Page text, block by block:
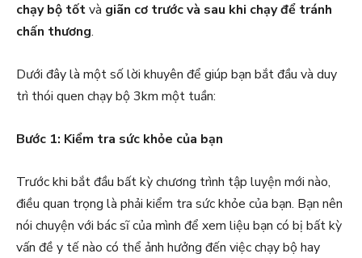
chạy bộ tốtvà giãn cơ trước và sau khi chạy để tránh
chấn thương.
Dưới đây là một số lời khuyên để giúp bạn bắt đầu và duy
trì thói quen chạy bộ 3km một tuần:
Bước 1: Kiểm tra sức khỏe của bạn
Trước khi bắt đầu bất kỳ chương trình tập luyện mới nào,
điều quan trọng là phải kiểm tra sức khỏe của bạn. Bạn nên
nói chuyện với bác sĩ của mình để xem liệu bạn có bị bất kỳ
vấn đề y tế nào có thể ảnh hưởng đến việc chạy bộ hay